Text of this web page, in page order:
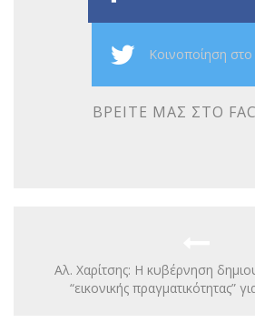
Κοινοποίηση
ΒΡΕΊΤΕ ΜΑΣ ΣΤΟ
Αλ. Χαρίτσης: Η κυβέρνηση
“εικονικής πραγματικότητας”